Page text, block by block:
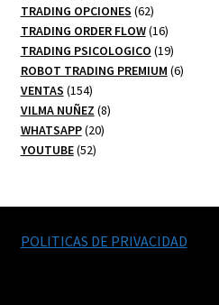
productos
TRADING OPCIONES 6262
productos
TRADING ORDER FLOW 1616
productos
TRADING PSICOLOGICO 1919
productos
ROBOT TRADING PREMIUM 66
VENTAS 154154
productos
VILMA NUÑEZ 88
WHATSAPP 2020
YOUTUBE 5252
POLITICAS DE PRIVACIDAD